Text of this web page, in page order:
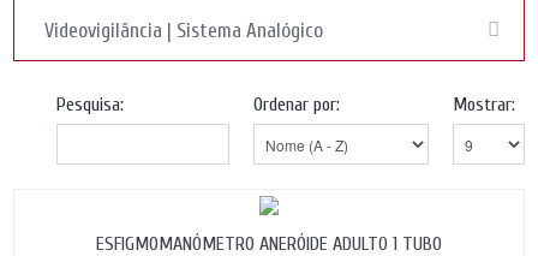
Videovigilância | Sistema Analógico
Mostrar:
Ordenar por:
Pesquisa:
ESFIGMOMANÓMETRO ANERÓIDE ADULTO 1 TUBO